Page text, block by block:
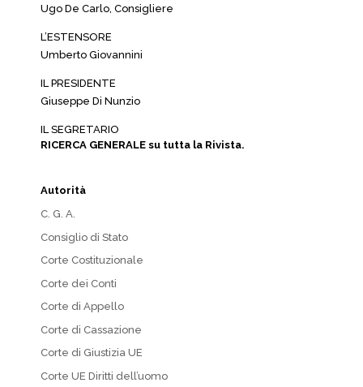
Ugo De Carlo, Consigliere
L’ESTENSORE
Umberto Giovannini
IL PRESIDENTE
Giuseppe Di Nunzio
IL SEGRETARIO
RICERCA GENERALE su tutta la Rivista.
Autorità
C. G. A.
Consiglio di Stato
Corte Costituzionale
Corte dei Conti
Corte di Appello
Corte di Cassazione
Corte di Giustizia UE
Corte UE Diritti dell’uomo